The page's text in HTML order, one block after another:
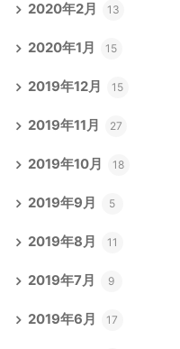
2020年2月 13
2020年1月 15
2019年12月 15
2019年11月 27
2019年10月 18
2019年9月 5
2019年8月 11
2019年7月 9
2019年6月 17